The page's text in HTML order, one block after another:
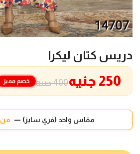
دريس كتان ليكرا
400 جنيه 250 جنيه خصم مميز
مقاس واحد (فري سايز) — من 50 لـ 95 كيلو